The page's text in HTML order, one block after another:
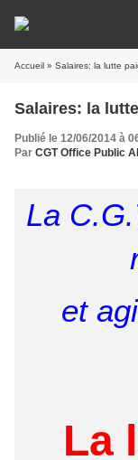
Accueil » Salaires: la lutte
Salaires: la
Publié le 12/06/2014 à
Par CGT Office Public
La
et
La